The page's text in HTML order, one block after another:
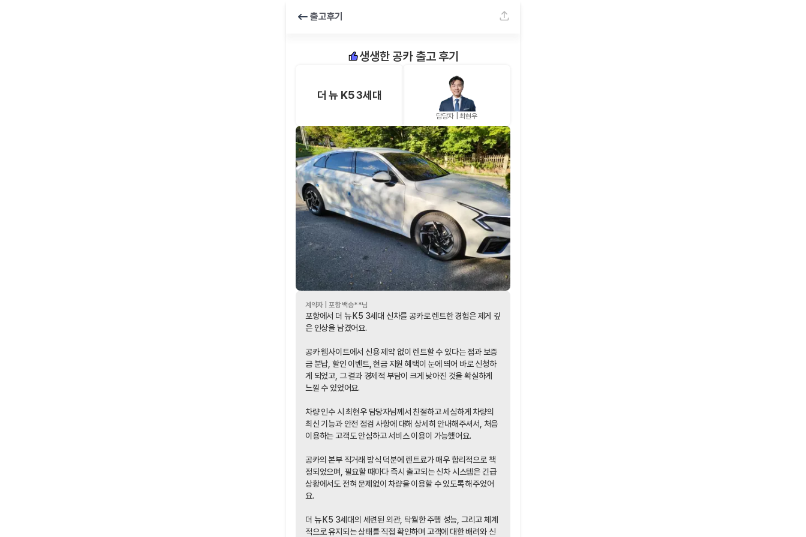
출고후기
생생한 공카 출고 후기
더 뉴 K5 3세대
담당자 |최현우
계약자 | 포항 백승**님
포항에서 더 뉴 K5 3세대 신차를 공카로 렌트한 경험은 제게 깊
은 인상을 남겼어요.
공카 웹사이트에서 신용 제약 없이 렌트할 수 있다는 점과 보증
금 분납, 할인 이벤트, 현금 지원 혜택이 눈에 띄어 바로 신청하
게 되었고, 그 결과 경제적 부담이 크게 낮아진 것을 확실하게
느낄 수 있었어요.
차량 인수 시 최현우 담당자님께서 친절하고 세심하게 차량의
최신 기능과 안전 점검 사항에 대해 상세히 안내해주셔서, 처음
이용하는 고객도 안심하고 서비스 이용이 가능했어요.
공카의 본부 직거래 방식 덕분에 렌트료가 매우 합리적으로 책
정되었으며, 필요할 때마다 즉시 출고되는 신차 시스템은 긴급
상황에서도 전혀 문제없이 차량을 이용할 수 있도록 해주었어
요.
더 뉴 K5 3세대의 세련된 외관, 탁월한 주행 성능, 그리고 체계
적으로 유지되는 상태를 직접 확인하며 고객에 대한 배려와 신